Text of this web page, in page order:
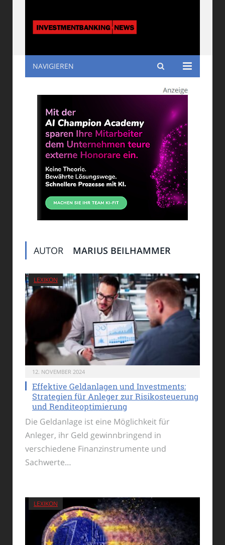
Investmentbanking
NAVIGIEREN
AUTOR MARIUS BEILHAMMER
LEXIKON
12. NOVEMBER 2024
Effektive Geldanlagen und Investments:
Strategien für Anleger zur Risikosteuerung
und Renditeoptimierung
Die Geldanlage ist eine Möglichkeit für
Anleger, ihr Geld gewinnbringend in
verschiedene Finanzinstrumente und
Sachwerte…
LEXIKON